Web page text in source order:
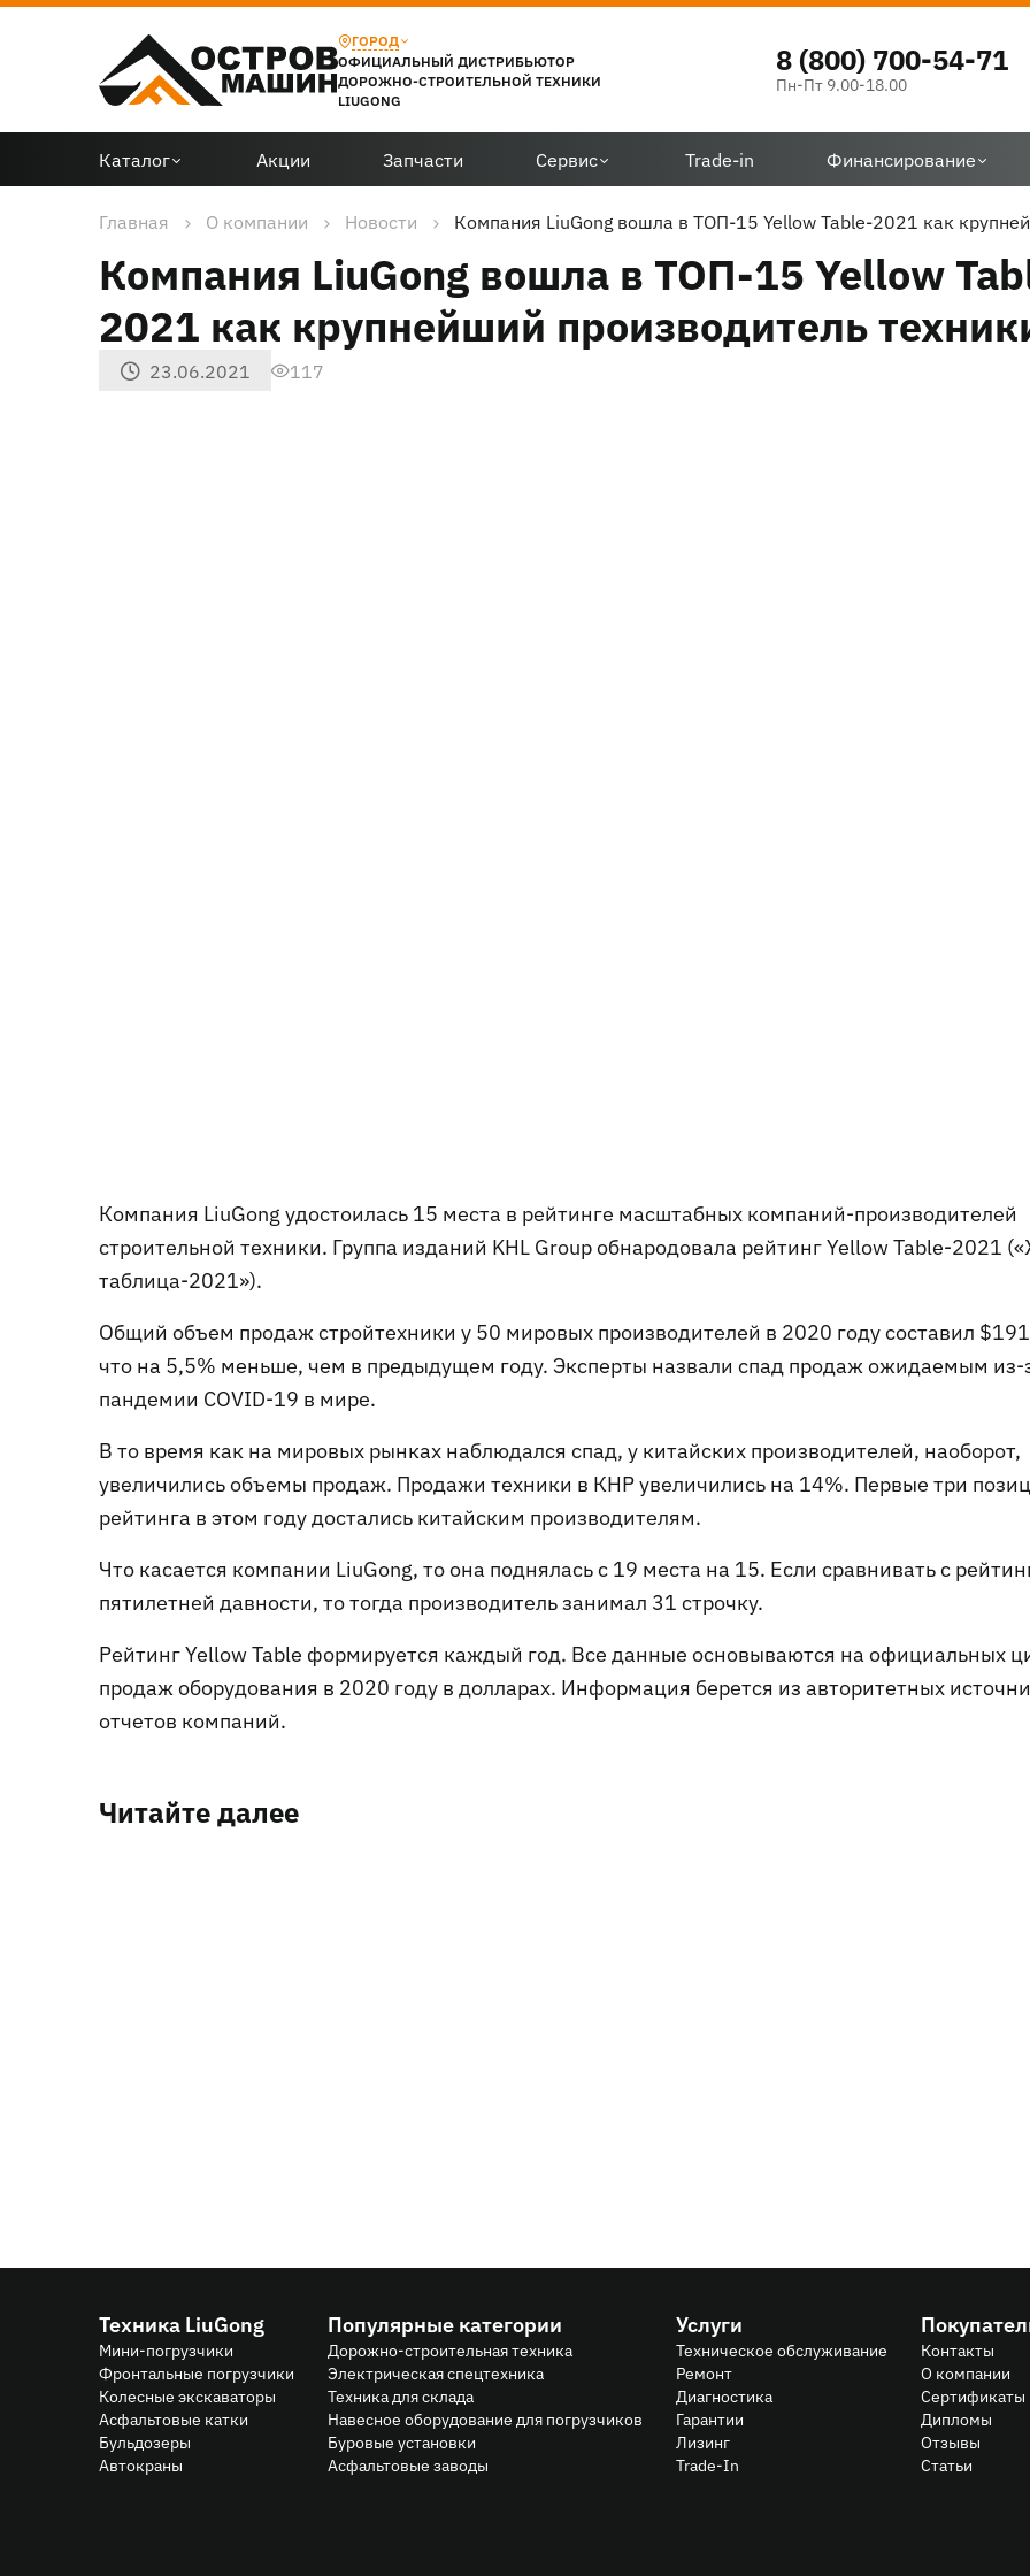
ГОРОД
ОФИЦИАЛЬНЫЙ ДИСТРИБЬЮТОР
ДОРОЖНО-СТРОИТЕЛЬНОЙ ТЕХНИКИ
LIUGONG
8 (800) 700-54-71
Пн-Пт 9.00-18.00
Каталог Акции Запчасти Сервис Trade-in Финансирование
Главная О компании Новости Компания LiuGong вошла в ТОП-15 Yellow Table-2021 как
Компания LiuGong вошла в ТОП-15 Yellow
2021 как крупнейший производитель
23.06.2021 117
Компания LiuGong удостоилась 15 места в рейтинге масштабных компаний-производителей
строительной техники. Группа изданий KHL Group обнародовала рейтинг Yellow Table-2021
таблица-2021»).
Общий объем продаж стройтехники у 50 мировых производителей в 2020 году составил
что на 5,5% меньше, чем в предыдущем году. Эксперты назвали спад продаж ожидаемым из-
пандемии COVID-19 в мире.
В то время как на мировых рынках наблюдался спад, у китайских производителей, наоборот,
увеличились объемы продаж. Продажи техники в КНР увеличились на 14%. Первые три
рейтинга в этом году достались китайским производителям.
Что касается компании LiuGong, то она поднялась с 19 места на 15. Если сравнивать с
пятилетней давности, то тогда производитель занимал 31 строчку.
Рейтинг Yellow Table формируется каждый год. Все данные основываются на официальных
продаж оборудования в 2020 году в долларах. Информация берется из авторитетных
отчетов компаний.
Читайте далее
Техника LiuGong
Мини-погрузчики
Фронтальные погрузчики
Колесные экскаваторы
Асфальтовые катки
Бульдозеры
Автокраны
Популярные категории
Дорожно-строительная техника
Электрическая спецтехника
Техника для склада
Навесное оборудование для погрузчиков
Буровые установки
Асфальтовые заводы
Услуги
Техническое обслуживание
Ремонт
Диагностика
Гарантии
Лизинг
Trade-In
Контакты
О компании
Сертификаты
Дипломы
Отзывы
Статьи